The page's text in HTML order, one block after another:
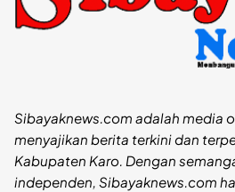
Sibayaknews.com adalah media
menyajikan berita terkini dan
Kabupaten Karo. Dengan
independen, Sibayaknews.com